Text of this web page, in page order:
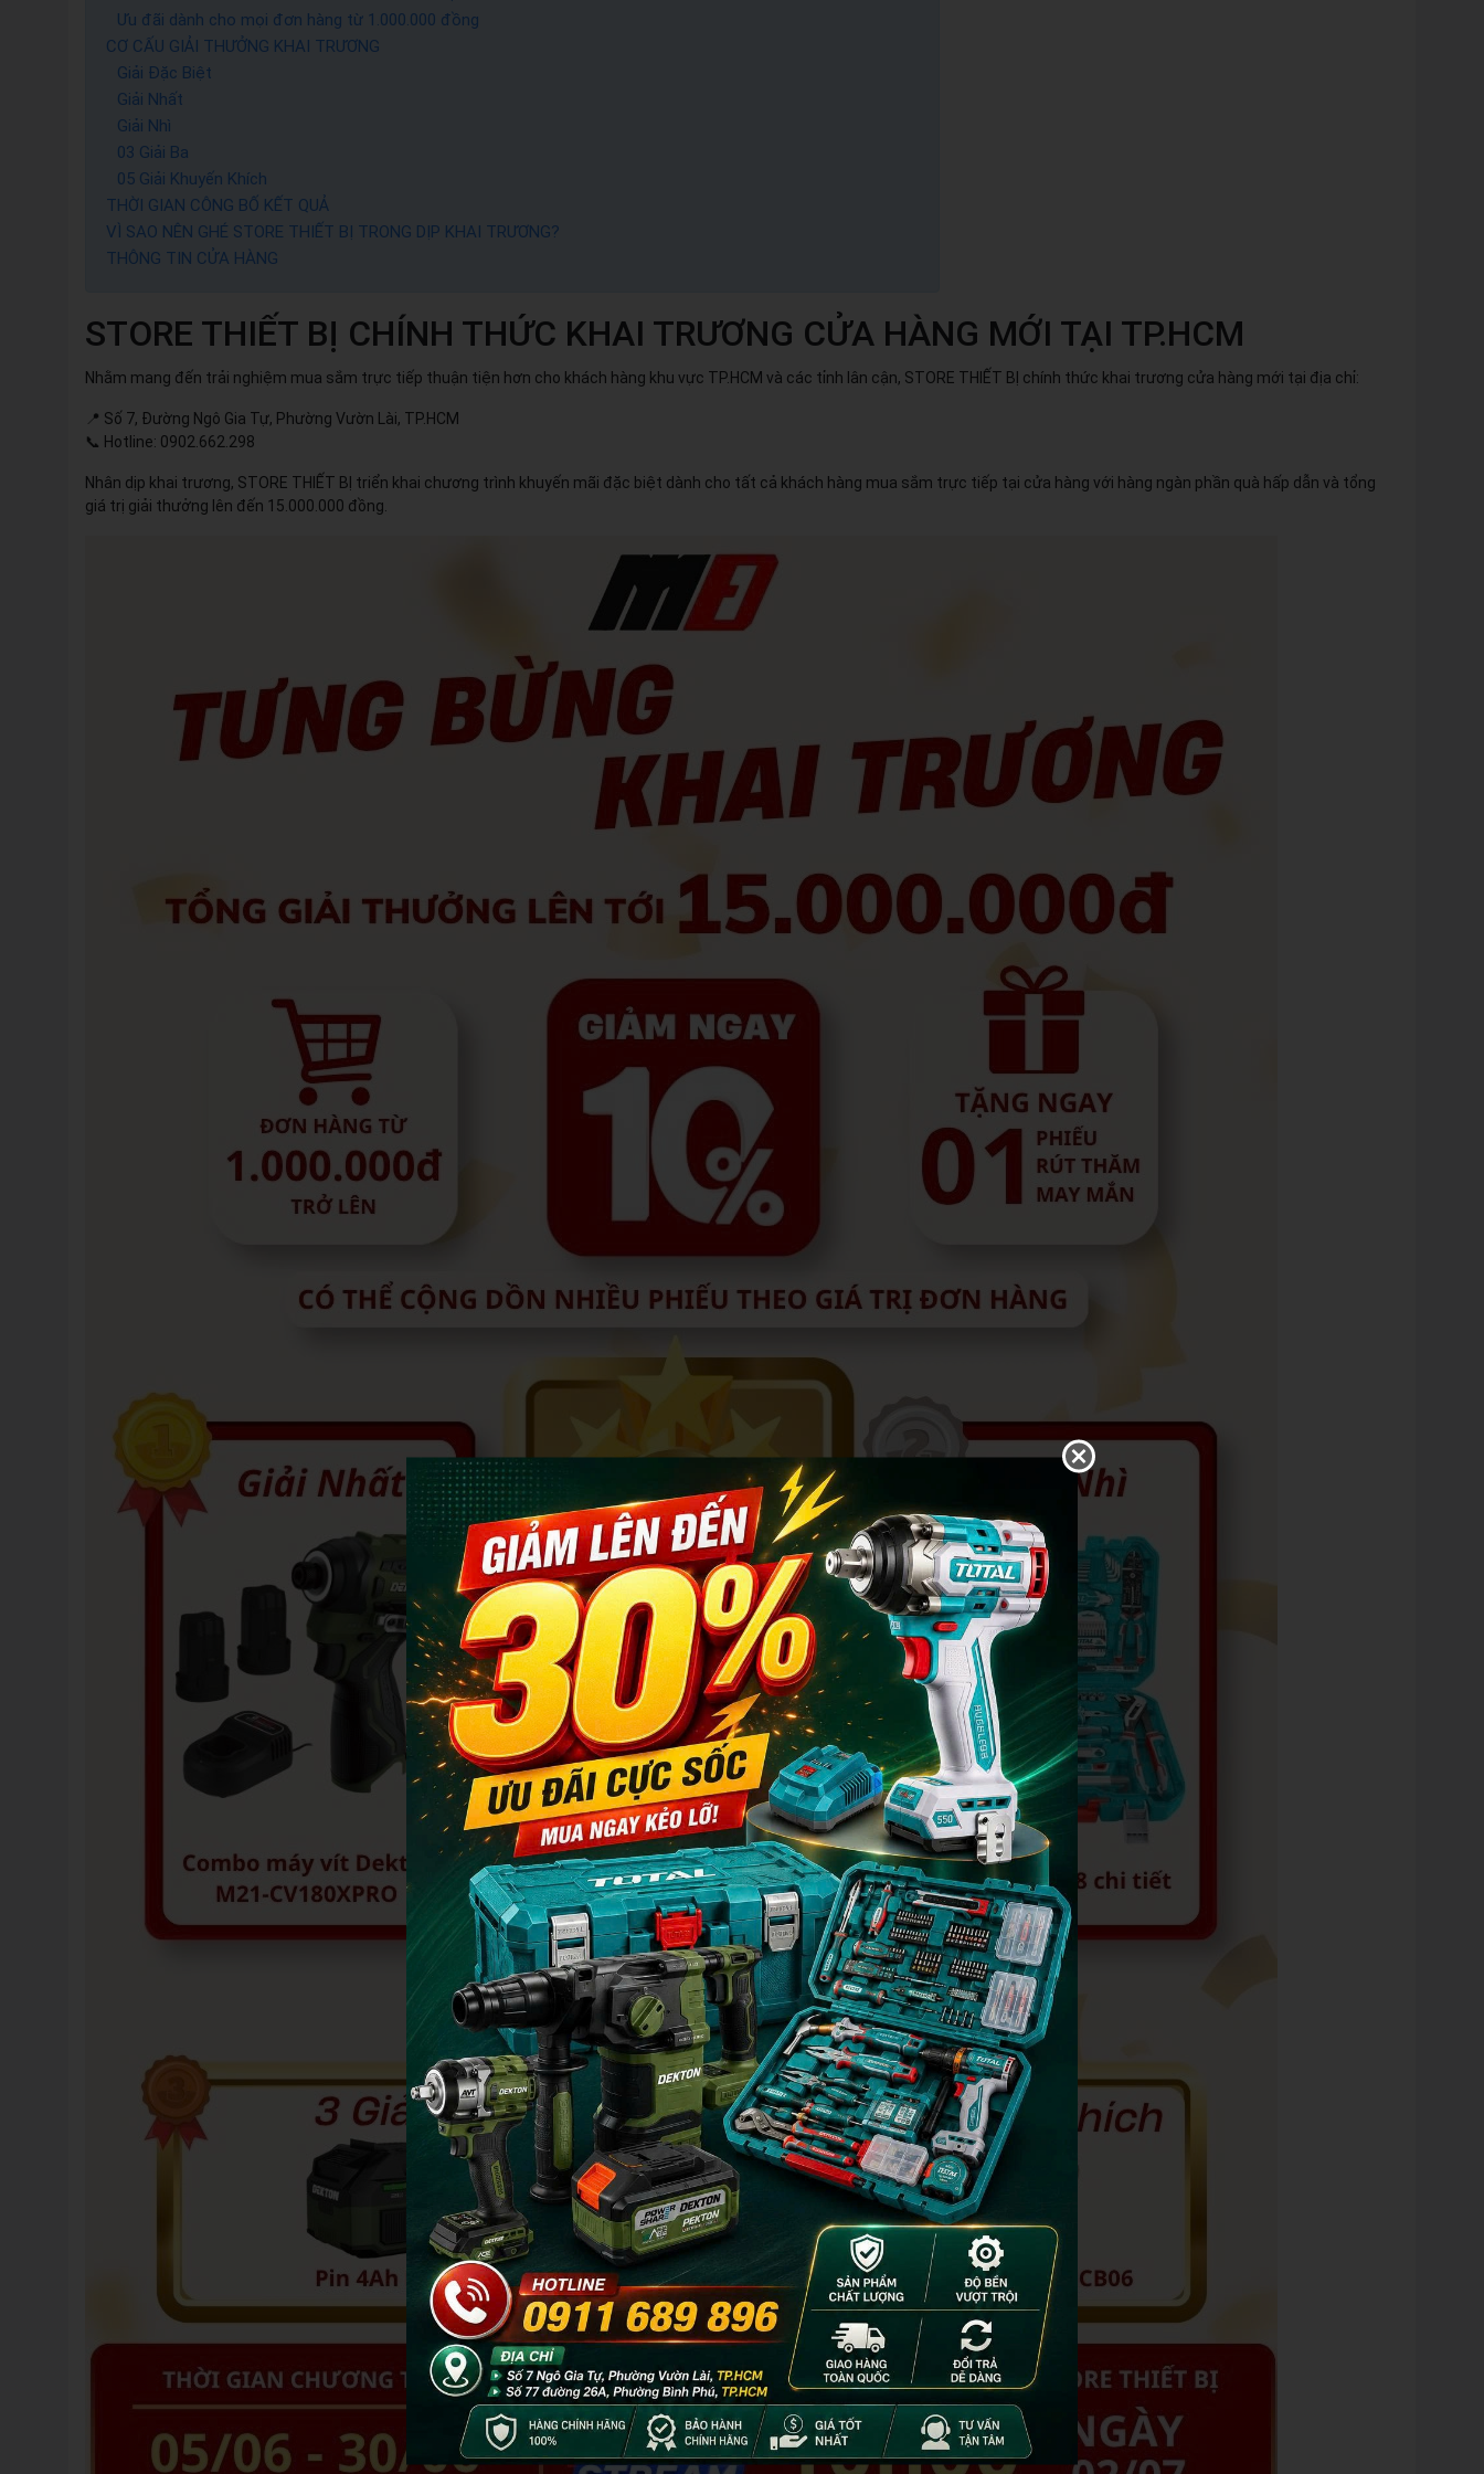
Ưu đãi dành cho mọi đơn hàng từ 1.000.000 đồng
CƠ CẤU GIẢI THƯỞNG KHAI TRƯƠNG
Giải Đặc Biệt
Giải Nhất
Giải Nhì
03 Giải Ba
05 Giải Khuyến Khích
THỜI GIAN CÔNG BỐ KẾT QUẢ
VÌ SAO NÊN GHÉ STORE THIẾT BỊ TRONG DỊP KHAI TRƯƠNG?
THÔNG TIN CỬA HÀNG
STORE THIẾT BỊ CHÍNH THỨC KHAI TRƯƠNG CỬA HÀNG MỚI TẠI TP.HCM
Nhằm mang đến trải nghiệm mua sắm trực tiếp thuận tiện hơn cho khách hàng khu vực TP.HCM và các tỉnh lân cận, STORE THIẾT BỊ chính thức khai trương cửa hàng mới tại địa chỉ:
📍 Số 7, Đường Ngô Gia Tự, Phường Vườn Lài, TP.HCM
📞 Hotline: 0902.662.298
Nhân dịp khai trương, STORE THIẾT BỊ triển khai chương trình khuyến mãi đặc biệt dành cho tất cả khách hàng mua sắm trực tiếp tại cửa hàng với hàng ngàn phần quà hấp dẫn và tổng
giá trị giải thưởng lên đến 15.000.000 đồng.